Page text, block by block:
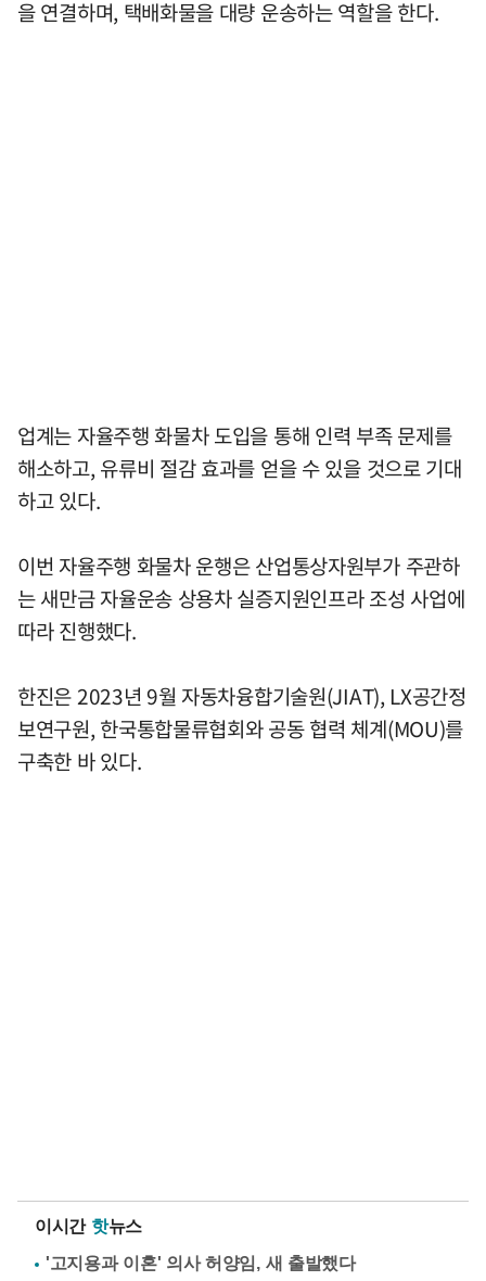
을 연결하며, 택배화물을 대량 운송하는 역할을 한다.
업계는 자율주행 화물차 도입을 통해 인력 부족 문제를
해소하고, 유류비 절감 효과를 얻을 수 있을 것으로 기대
하고 있다.
이번 자율주행 화물차 운행은 산업통상자원부가 주관하
는 새만금 자율운송 상용차 실증지원인프라 조성 사업에
따라 진행했다.
한진은 2023년 9월 자동차융합기술원(JIAT), LX공간정
보연구원, 한국통합물류협회와 공동 협력 체계(MOU)를
구축한 바 있다.
이시간 핫뉴스
'고지용과 이혼' 의사 허양임, 새 출발했다